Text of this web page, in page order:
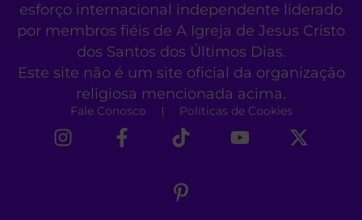
esforço internacional independente liderado
por membros fiéis de A Igreja de Jesus Cristo
dos Santos dos Últimos Dias.
Este site não é um site oficial da organização
religiosa mencionada acima.
Fale Conosco Políticas de Cookies